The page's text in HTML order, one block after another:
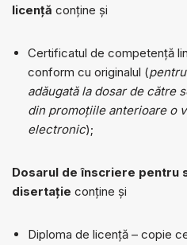
licență conține și
Certificatul de competență
conform cu originalul (
adăugată la dosar de către
din promoțiile anterioare o
electronic);
Dosarul de înscriere pentru
disertație conține și
Diploma de licență – copie